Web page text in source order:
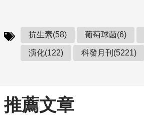
抗生素(58) 葡萄球菌(6)
演化(122) 科發月刊(5221)
推薦文章